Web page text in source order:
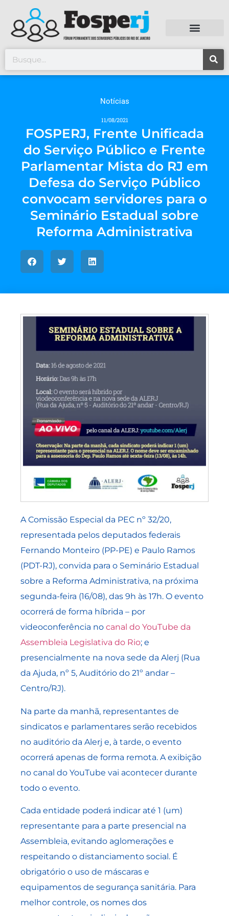
Notícias
11/08/2021
FOSPERJ, Frente Unificada
do Serviço Público e Frente
Parlamentar Mista do RJ em
Defesa do Serviço Público
convocam servidores para o
Seminário Estadual sobre
Reforma Administrativa
A Comissão Especial da PEC nº 32/20,
representada pelos deputados federais
Fernando Monteiro (PP-PE) e Paulo Ramos
(PDT-RJ), convida para o Seminário Estadual
sobre a Reforma Administrativa, na próxima
segunda-feira (16/08), das 9h às 17h. O evento
ocorrerá de forma híbrida – por
videoconferência no canal do YouTube da
Assembleia Legislativa do Rio; e
presencialmente na nova sede da Alerj (Rua
da Ajuda, nº 5, Auditório do 21º andar –
Centro/RJ).
Na parte da manhã, representantes de
sindicatos e parlamentares serão recebidos
no auditório da Alerj e, à tarde, o evento
ocorrerá apenas de forma remota. A exibição
no canal do YouTube vai acontecer durante
todo o evento.
Cada entidade poderá indicar até 1 (um)
representante para a parte presencial na
Assembleia, evitando aglomerações e
respeitando o distanciamento social. É
obrigatório o uso de máscaras e
equipamentos de segurança sanitária. Para
melhor controle, os nomes dos